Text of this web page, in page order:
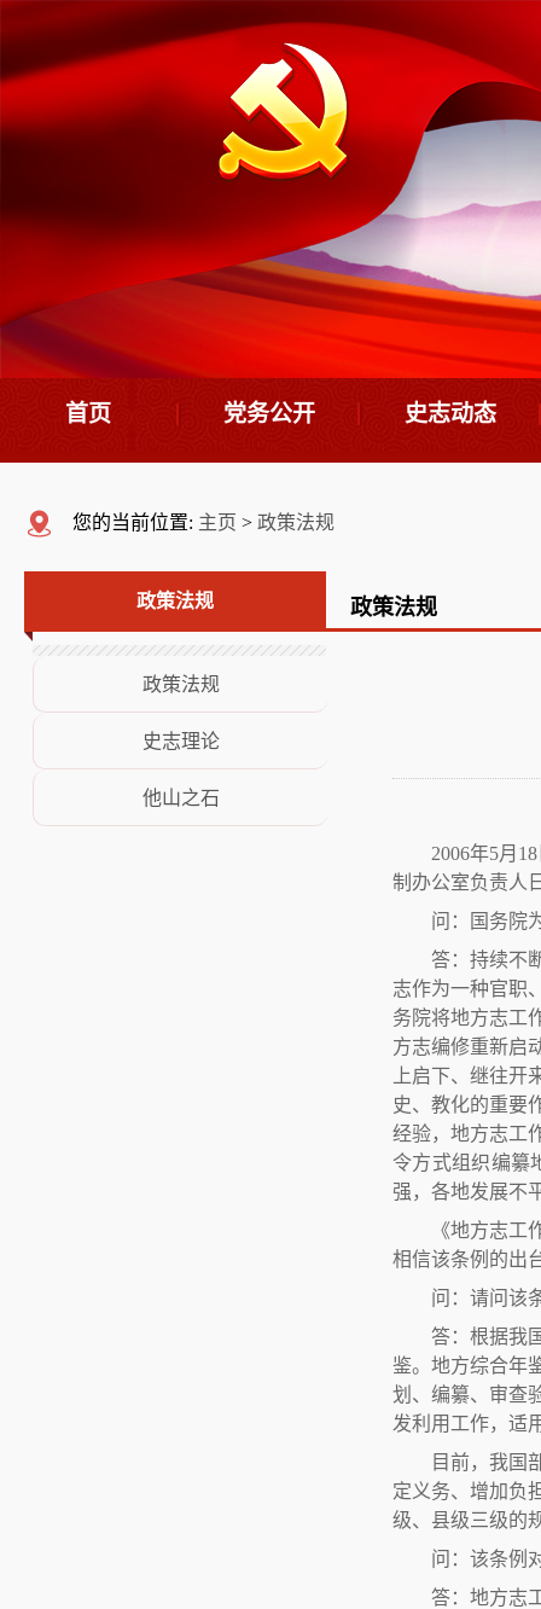
首页 党务公开
领导班子
荣誉展示
史志动态
您的当前位置: 主页 > 政策法规
政策法规
政策法规
史志理论
他山之石
政策法规
2006年5月
制办公室负责人
问：国务院
答：持续不
志作为一种官职
务院将地方志工
方志编修重新启
上启下、继往
史、教化的重要
经验，地方志工
令方式组织编纂
强，各地发展不
《地方志
相信该条例的出
问：请问该
答：根据我
鉴。地方综合年
划、编纂、审查
发利用工作，适
目前，我国
定义务、增加负
级、县级三级的
问：该条例
答：地方志